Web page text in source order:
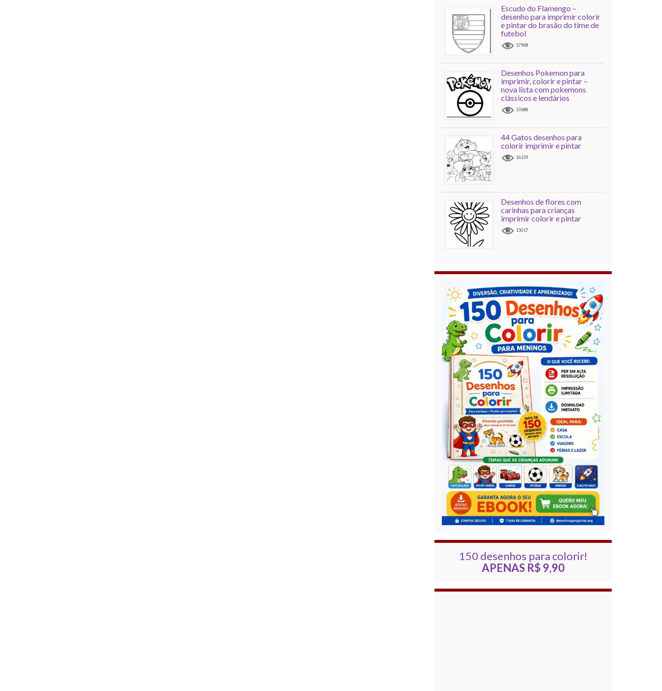
Escudo do Flamengo –
desenho para imprimir colorir
e pintar do brasão do time de
futebol
17968
Desenhos Pokemon para
imprimir, colorir e pintar –
nova lista com pokemons
clássicos e lendários
17688
44 Gatos desenhos para
colorir imprimir e pintar
16139
Desenhos de flores com
carinhas para crianças
imprimir colorir e pintar
15017
150 desenhos para colorir!
APENAS R$ 9,90